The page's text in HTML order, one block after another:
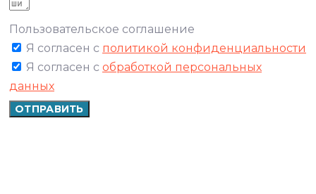
Пользовательское соглашение
Я согласен с политикой конфиденциальности
Я согласен с обработкой персональных
данных
ОТПРАВИТЬ